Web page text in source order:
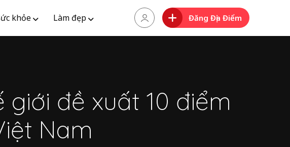
khỏe Làm đẹp Đăng Địa Điểm
đề xuất 10 điểm
Nam